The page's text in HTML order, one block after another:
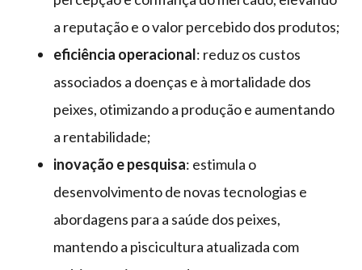
a reputação e o valor percebido dos produtos;
eficiência operacional: reduz os custos
associados a doenças e à mortalidade dos
peixes, otimizando a produção e aumentando
a rentabilidade;
inovação e pesquisa: estimula o
desenvolvimento de novas tecnologias e
abordagens para a saúde dos peixes,
mantendo a piscicultura atualizada com